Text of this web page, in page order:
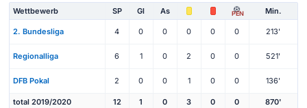
Wettbewerb SP Gl As PEN Min.
2. Bundesliga 4 0 0 0 0 0 213'
Regionalliga 6 1 0 2 0 0 521'
DFB Pokal 2 0 0 1 0 0 136'
total 2019/2020 12 1 0 3 0 0 870'